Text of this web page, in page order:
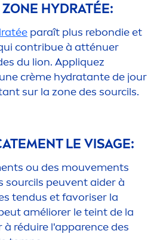
HYDRATÉE:
tée paraît plus rebondie et
contribue à atténuer
du lion. Appliquez
crème hydratante de jour
sur la zone des sourcils.
MENT LE VISAGE:
ts ou des mouvements
sourcils peuvent aider à
tendus et favoriser la
améliorer le teint de la
réduire l'apparence des